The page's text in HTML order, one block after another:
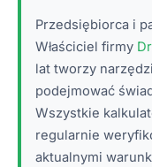
Przedsiębiorca i
Właściciel firmy
lat tworzy
podejmować
Wszystkie
regularnie
aktualnymi